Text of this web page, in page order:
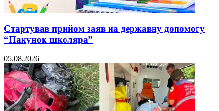
Стартував прийом заяв на державну допомогу
“Пакунок школяра”
05.08.2026